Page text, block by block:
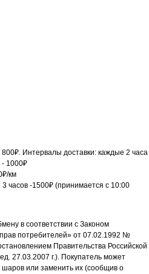
Интервалы доставки: каждые 2 часа
- 1000₽
км
часов -1500₽ (принимается с 10:00
в соответствии с Законом
потребителей» от 07.02.1992 №
Правительства Российской
27.03.2007 г.). Покупатель может
шаров или заменить их (сообщив о